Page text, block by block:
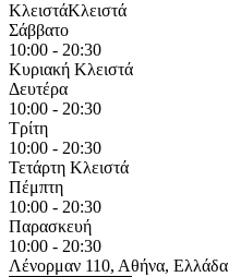
ΚλειστάΚλειστά
Σάββατο
10:00 - 20:30
Κυριακή Κλειστά
Δευτέρα
10:00 - 20:30
Τρίτη
10:00 - 20:30
Τετάρτη Κλειστά
Πέμπτη
10:00 - 20:30
Παρασκευή
10:00 - 20:30
Λένορμαν 110, Αθήνα, Ελλάδα